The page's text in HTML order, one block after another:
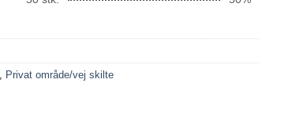
Privat område/vej skilte